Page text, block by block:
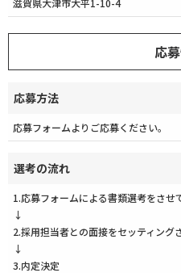
応
応募方法
応募フォームよりご応募ください。
選考の流れ
1.応募フォームによる書類選考をさせ
↓
2.採用担当者との面接をセッティング
↓
3.内定決定